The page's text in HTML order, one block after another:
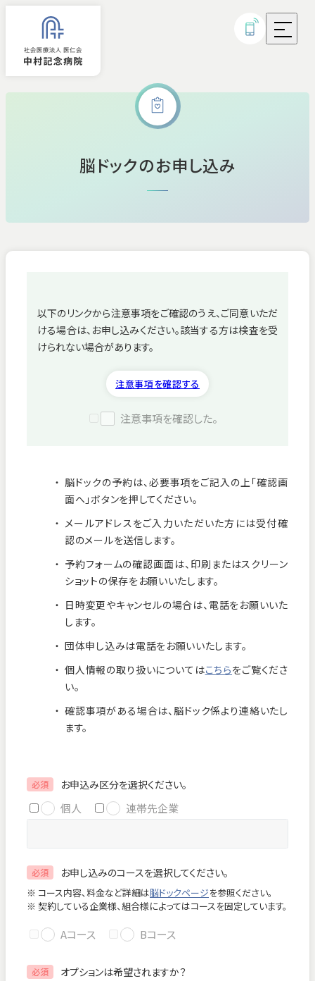
病気・治療について
病院紹介
お知らせ
フロアマップ
個人情報保護方針
お電話
Close
脳ドックのお申し込み
以下のリンクから注意事項をご確認のうえ、ご同意いただ
ける場合は、お申し込みください。該当する方は検査を受
けられない場合があります。
注意事項を確認する
注意事項を確認した。
脳ドックの予約は、必要事項をご記入の上「確認画
面へ」ボタンを押してください。
メールアドレスをご入力いただいた方には受付確
認のメールを送信します。
予約フォームの確認画面は、印刷またはスクリーン
ショットの保存をお願いいたします。
日時変更やキャンセルの場合は、電話をお願いいた
します。
団体申し込みは電話をお願いいたします。
個人情報の取り扱いについてはこちらをご覧くださ
い。
確認事項がある場合は、脳ドック係より連絡いたし
ます。
必須 お申込み区分を選択ください。
個人 連帯先企業
必須 お申し込みのコースを選択してください。
※ コース内容、料金など詳細は脳ドックページを参照ください。
※ 契約している企業様、組合様によってはコースを固定しています。
Aコース Bコース
必須 オプションは希望されますか？